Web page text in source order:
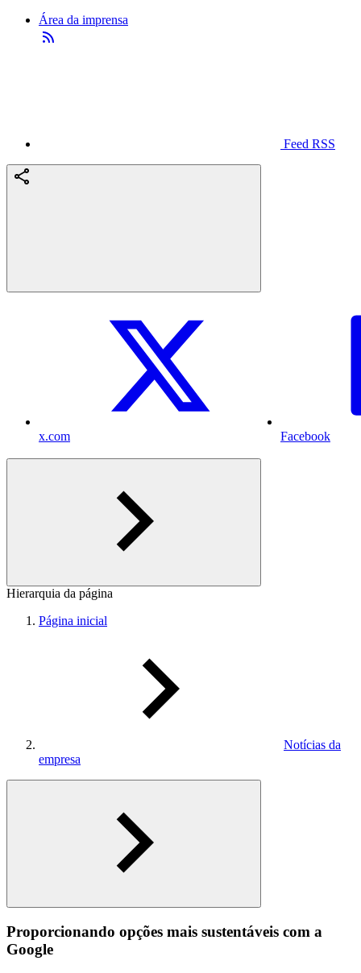
Área da imprensa
Feed RSS
x.com Facebook
Hierarquia da página
Página inicial
Notícias da
empresa
Proporcionando opções mais sustentáveis ​​com a
Google